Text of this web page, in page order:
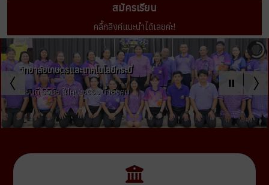
สมัครเรียน
คลื๊กลิงค์แนะนำได้เลยค่ะ!